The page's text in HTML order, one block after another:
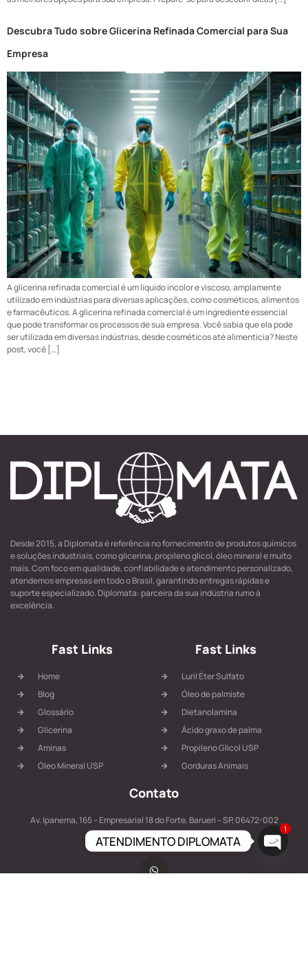
Descubra Tudo sobre Glicerina Refinada Comercial para Sua
Empresa
A glicerina refinada comercial é um líquido incolor e viscoso, amplamente
utilizado em indústrias para diversas aplicações, como cosméticos, alimentos
e farmacêuticos. A glicerina refinada comercial é um ingrediente essencial
que pode transformar os processos de sua empresa. Você sabia que ela pode
ser utilizada em diversas indústrias, desde cosméticos até alimentícia? Neste
post, você […]
Desde 2015, a Diplomata é referência no fornecimento de produtos químicos
e soluções industriais, como glicerina, propileno glicol, óleo mineral e muito
mais. Com foco em qualidade, confiabilidade e atendimento personalizado,
atendemos empresas em todo o Brasil, garantindo entregas rápidas e
suporte especializado. Diplomata: parceira da sua indústria rumo à
excelência.
Fast Links
Home
Blog
Glossário
Glicerina
Aminas
Óleo Mineral USP
Fast Links
Luril Éter Sulfato
Óleo de palmiste
Dietanolamina
Ácido graxo de palma
Propileno Glicol USP
Gorduras Animais
Contato
Av. Ipanema, 165 – Empresarial 18 do Forte, Barueri – SP, 06472-002
contato@diplomatacomercial.com
ATENDIMENTO DIPLOMATA
1